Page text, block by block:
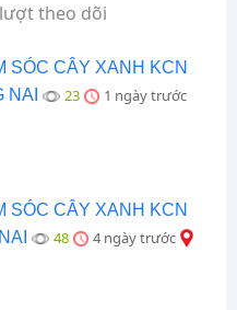
theo dõi
SÓC CÂY XANH KCN
NAI
23 1 ngày trước
SÓC CÂY XANH KCN
48 4 ngày trước